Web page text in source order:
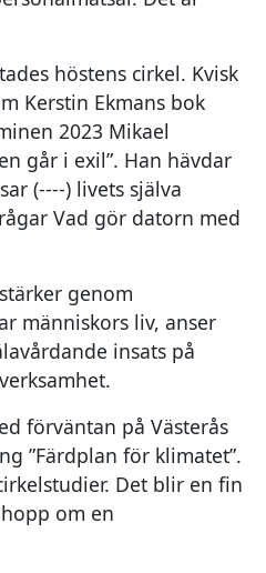
höstens cirkel. Kvisk
Kerstin Ekmans bok
2023 Mikael
går i exil”. Han hävdar
(----) livets själva
Vad gör datorn med
genom
människors liv, anser
insats på
förväntan på Västerås
”Färdplan för klimatet”.
Det blir en fin
om en